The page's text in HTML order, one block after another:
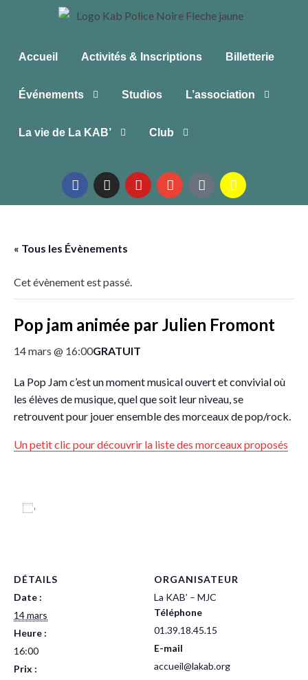
Accueil Activités & Inscriptions Billetterie
Événements Studios L’association
La vie de La KAB’ Club
« Tous les Évènements
Cet évènement est passé.
Pop jam animée par Julien Fromont
14 mars @ 16:00GRATUIT
La Pop Jam c’est un moment musical ouvert et convivial où
les élèves de musique, quel que soit leur niveau, se
retrouvent pour jouer ensemble des morceaux de pop/rock.
Un petit clic pour découvrir la liste des morceaux proposés
DÉTAILS
Date :
14 mars
Heure :
16:00
Prix :
ORGANISATEUR
La KAB’ – MJC
Téléphone
01.39.18.45.15
E-mail
accueil@lakab.org